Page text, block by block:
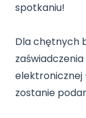
spotkaniu!
Dla chętnych
elektronicznej
zostanie